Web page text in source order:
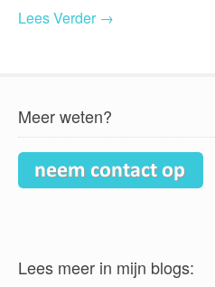
Lees Verder →
Meer weten?
Lees meer in mijn blogs: